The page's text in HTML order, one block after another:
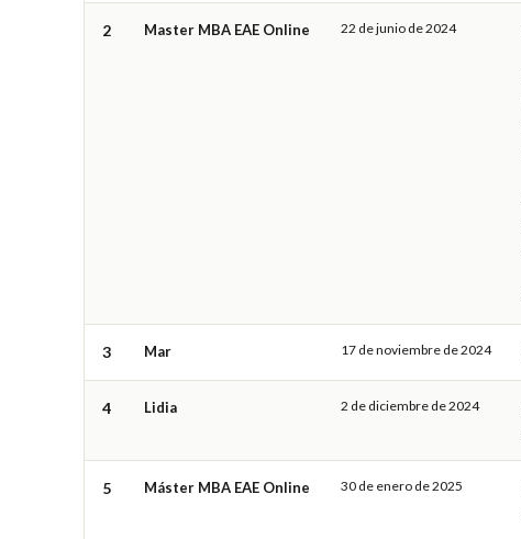
2 Master MBA EAE Online 22 de junio de 2024
3 Mar 17 de noviembre de 2024
4 Lidia 2 de diciembre de 2024
5 Máster MBA EAE Online 30 de enero de 2025